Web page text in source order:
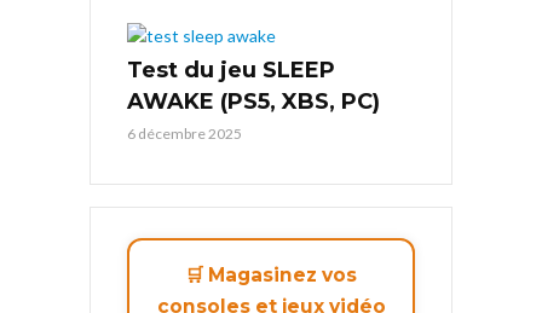
Test du jeu SLEEP
AWAKE (PS5, XBS, PC)
6 décembre 2025
🛒 Magasinez vos
consoles et jeux vidéo